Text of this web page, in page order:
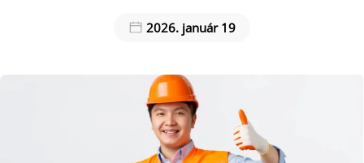
2026. január 19